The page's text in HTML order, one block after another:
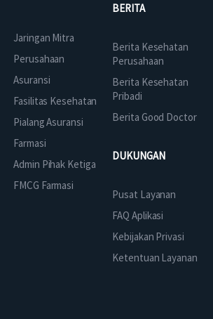
Jaringan Mitra
Perusahaan
Asuransi
Fasilitas Kesehatan
Pialang Asuransi
Farmasi
Admin Pihak Ketiga
FMCG Farmasi
BERITA
Berita Kesehatan
Perusahaan
Berita Kesehatan
Pribadi
Berita Good Doctor
DUKUNGAN
Pusat Layanan
FAQ Aplikasi
Kebijakan Privasi
Ketentuan Layanan